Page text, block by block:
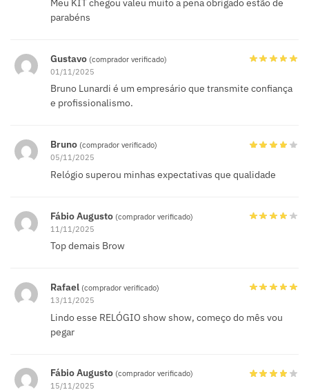
Meu KIT chegou valeu muito a pena obrigado estão de
parabéns
Gustavo (comprador verificado)
01/11/2025
Bruno Lunardi é um empresário que transmite confiança
e profissionalismo.
Bruno (comprador verificado)
05/11/2025
Relógio superou minhas expectativas que qualidade
Fábio Augusto (comprador verificado)
11/11/2025
Top demais Brow
Rafael (comprador verificado)
13/11/2025
Lindo esse RELÓGIO show show, começo do mês vou
pegar
Fábio Augusto (comprador verificado)
15/11/2025